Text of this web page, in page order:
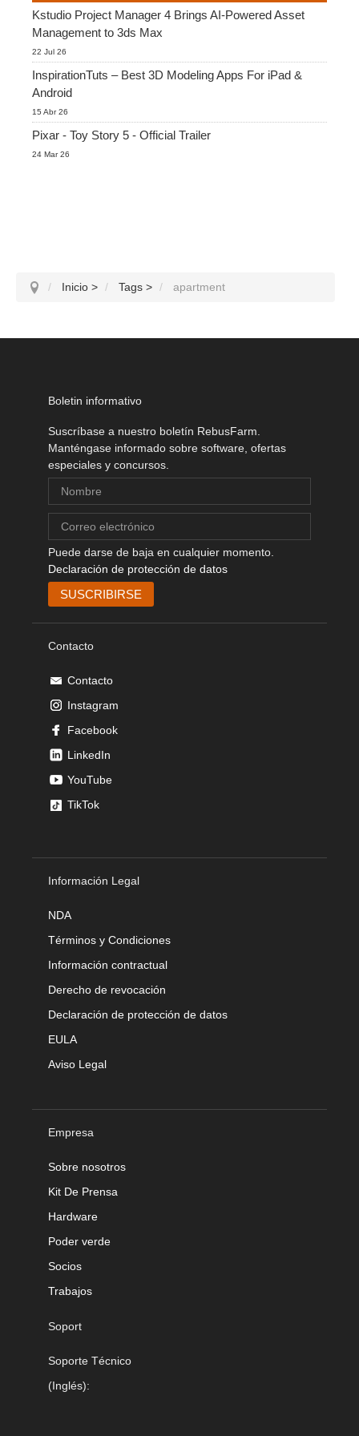
Historial de pagos
Editar perfil
TeamManager
2017
Envío de trabajo de SketchUp
Envío de trabajo de Rhino
Redshift
Arnold
Octane
Mental Ray
Softimage
Kstudio Project Manager 4 Brings AI-Powered Asset
Management to 3ds Max
22 Jul 26
InspirationTuts – Best 3D Modeling Apps For iPad &
Android
15 Abr 26
Pixar - Toy Story 5 - Official Trailer
24 Mar 26
Inicio > Tags > apartment
Boletin informativo
Suscríbase a nuestro boletín RebusFarm.
Manténgase informado sobre software, ofertas
especiales y concursos.
Puede darse de baja en cualquier momento.
Declaración de protección de datos
Contacto
Contacto
Instagram
Facebook
LinkedIn
YouTube
TikTok
Información Legal
NDA
Términos y Condiciones
Información contractual
Derecho de revocación
Declaración de protección de datos
EULA
Aviso Legal
Empresa
Sobre nosotros
Kit De Prensa
Hardware
Poder verde
Socios
Trabajos
Soport
Soporte Técnico
(Inglés):